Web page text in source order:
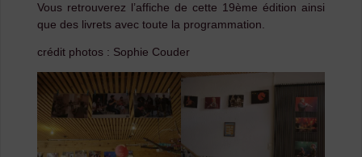
Vous retrouverez l’affiche de cette 19ème édition ainsi
que des livrets avec toute la programmation.
crédit photos : Sophie Couder